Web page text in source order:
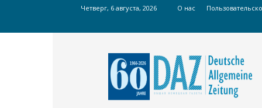
Четверг, 6 августа, 2026 О нас
Russian
DAZ